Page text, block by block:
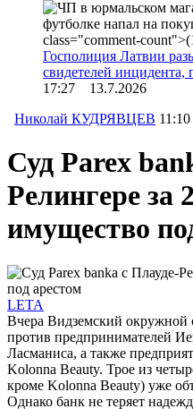
Госполиция Латвии
свидетелей
17:27 13.7.2026
Николай КУДРЯВЦЕВ
Суд Parex
Релингере за
имущество
LETA
Вчера Видземский окружной
против предпринимателей
Ласманиса, а также
Kolonna Beauty. Трое из
кроме Kolonna Beauty) уже
Однако банк не теряет